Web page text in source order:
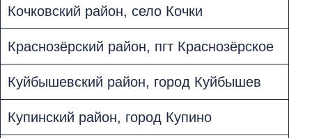
Кочковский район, село Кочки
Краснозёрский район, пгт Краснозёрское
Куйбышевский район, город Куйбышев
Купинский район, город Купино